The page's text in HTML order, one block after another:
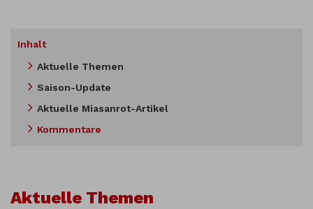
Inhalt
Aktuelle Themen
Saison-Update
Aktuelle Miasanrot-Artikel
Kommentare
Aktuelle Themen